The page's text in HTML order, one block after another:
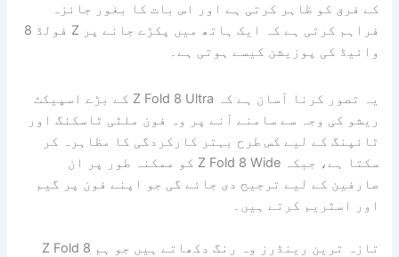
کے فرق کو ظاہر کرتی ہے اور اس بات کا بغور جائزہ
فراہم کرتی ہے کہ ایک ہاتھ میں پکڑے جانے پر Z فولڈ 8
وائیڈ کی پوزیشن کیسے ہوتی ہے۔
یہ تصور کرنا آسان ہے کہ Z Fold 8 Ultra کے بڑے اسپیکٹ
ریشو کی وجہ سے سامنے آنے پر وہ فون ملٹی ٹاسکنگ اور
ٹائپنگ کے لیے کس طرح بہتر کارکردگی کا مظاہرہ کر
سکتا ہے، جبکہ Z Fold 8 Wide کو ممکنہ طور پر ان
صارفین کے لیے ترجیح دی جائے گی جو اپنے فون پر گیم
اور اسٹریم کرتے ہیں۔
تازہ ترین رینڈرز وہ رنگ دکھاتے ہیں جو ہم Z Fold 8